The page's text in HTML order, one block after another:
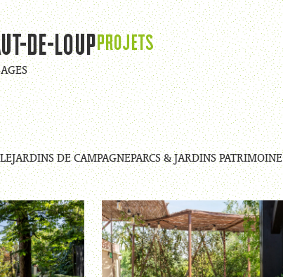
de-LoupProjets
JARDINS DE CAMPAGNEPARCS & JARDINS PATRIMOINE